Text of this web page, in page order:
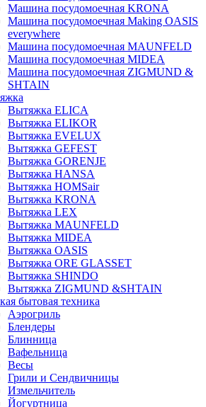
Машина посудомоечная KRONA
Машина посудомоечная Making OASIS
everywhere
Машина посудомоечная MAUNFELD
Машина посудомоечная MIDEA
Машина посудомоечная ZIGMUND &
SHTAIN
Вытяжка ELICA
Вытяжка ELIKOR
Вытяжка EVELUX
Вытяжка GEFEST
Вытяжка GORENJE
Вытяжка HANSA
Вытяжка HOMSair
Вытяжка KRONA
Вытяжка LEX
Вытяжка MAUNFELD
Вытяжка MIDEA
Вытяжка OASIS
Вытяжка ORE GLASSET
Вытяжка SHINDO
Вытяжка ZIGMUND &SHTAIN
бытовая техника
Аэрогриль
Блендеры
Блинница
Вафельница
Весы
Грили и Сендвичницы
Измельчитель
Йогуртница